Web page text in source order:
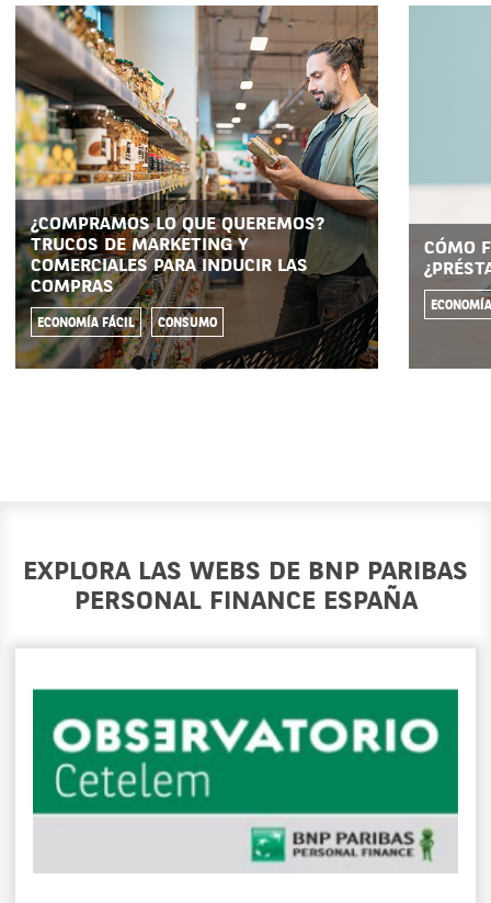
¿COMPRAMOS LO QUE QUEREMOS?
TRUCOS DE MARKETING Y
COMERCIALES PARA INDUCIR LAS
COMPRAS
ECONOMÍA FÁCIL CONSUMO
CÓMO
EXPLORA LAS WEBS DE BNP PARIBAS
PERSONAL FINANCE ESPAÑA